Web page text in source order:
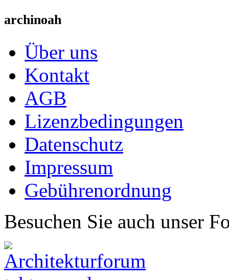
archinoah
Über uns
Kontakt
AGB
Lizenzbedingungen
Datenschutz
Impressum
Gebührenordnung
Besuchen Sie auch unser